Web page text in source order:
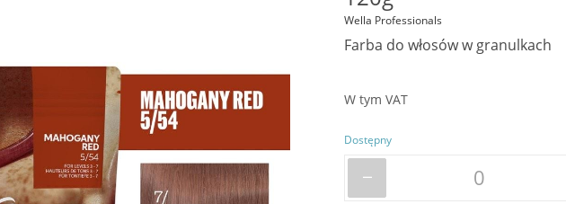
Wella Professionals
Farba do włosów w granulkach
W tym VAT
Dostępny